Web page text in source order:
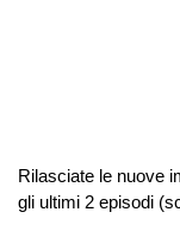
Rilasciate le nuove
gli ultimi 2 episodi